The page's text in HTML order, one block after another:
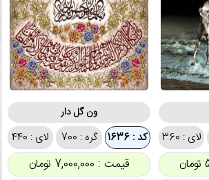
لای : 360
ون گل دار
کد : 1636 گره : 700 لای : 440
قیمت : 7,000,000 تومان